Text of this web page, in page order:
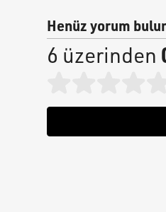
Henüz yorum
6 üzerinden